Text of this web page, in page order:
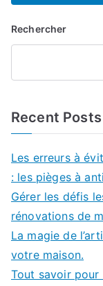
Rechercher
Recent Posts
Les erreurs à
: les pièges à
Gérer les défis
rénovations de
La magie de
votre maison.
Tout savoir pour